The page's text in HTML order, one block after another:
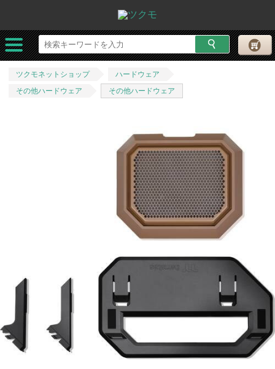
ツクモネットショップ
ハードウェア
その他ハードウェア
その他ハードウェア